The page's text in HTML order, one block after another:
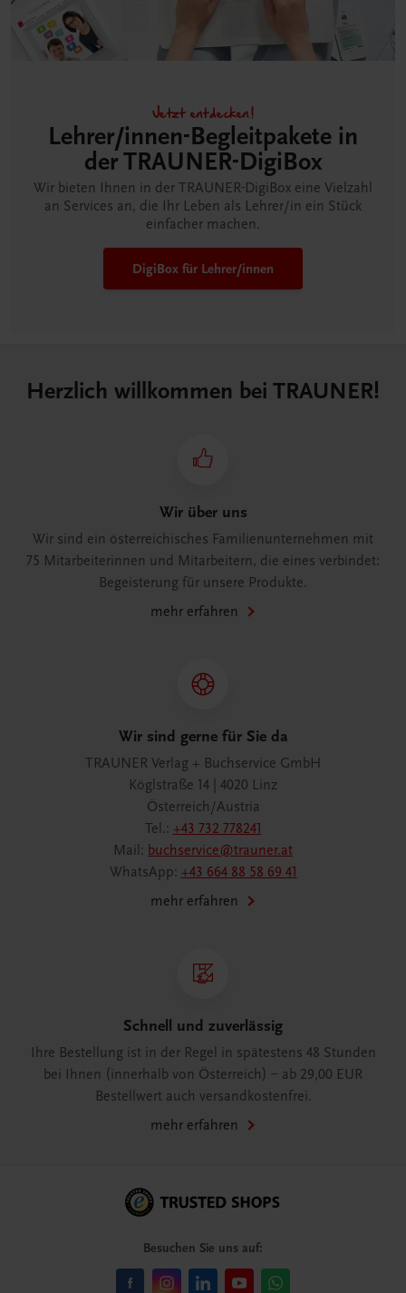
Jetzt entdecken!
Lehrer/innen-Begleitpakete in
der TRAUNER-DigiBox
Wir bieten Ihnen in der TRAUNER-DigiBox eine Vielzahl
an Services an, die Ihr Leben als Lehrer/in ein Stück
einfacher machen.
DigiBox für Lehrer/innen
Herzlich willkommen bei TRAUNER!
Wir über uns
Wir sind ein österreichisches Familienunternehmen mit
75 Mitarbeiterinnen und Mitarbeitern, die eines verbindet:
Begeisterung für unsere Produkte.
mehr erfahren
Wir sind gerne für Sie da
TRAUNER Verlag + Buchservice GmbH
Köglstraße 14 | 4020 Linz
Österreich/Austria
Tel.: +43 732 778241
Mail: buchservice@trauner.at
WhatsApp: +43 664 88 58 69 41
mehr erfahren
Schnell und zuverlässig
Ihre Bestellung ist in der Regel in spätestens 48 Stunden
bei Ihnen (innerhalb von Österreich) – ab 29,00 EUR
Bestellwert auch versandkostenfrei.
mehr erfahren
Besuchen Sie uns auf: